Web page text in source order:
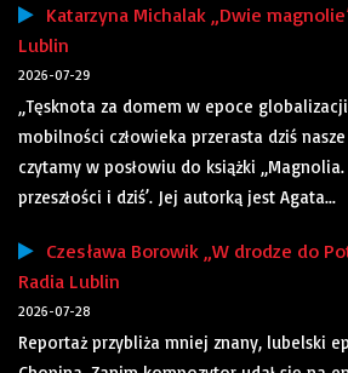
Katarzyna Michalak „Dwie
Lublin
2026-07-29
„Tęsknota za domem w epoce
mobilności człowieka przerasta dziś
czytamy w posłowiu do książki
przeszłości i dziś’. Jej autorką jest Agata...
Czesława Borowik „W drodze do
Radia Lublin
2026-07-28
Reportaż przybliża mniej znany, lubelski